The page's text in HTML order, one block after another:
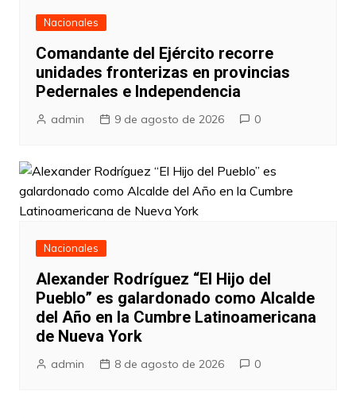
Nacionales
Comandante del Ejército recorre
unidades fronterizas en provincias
Pedernales e Independencia
admin 9 de agosto de 2026 0
Nacionales
Alexander Rodríguez “El Hijo del
Pueblo” es galardonado como Alcalde
del Año en la Cumbre Latinoamericana
de Nueva York
admin 8 de agosto de 2026 0